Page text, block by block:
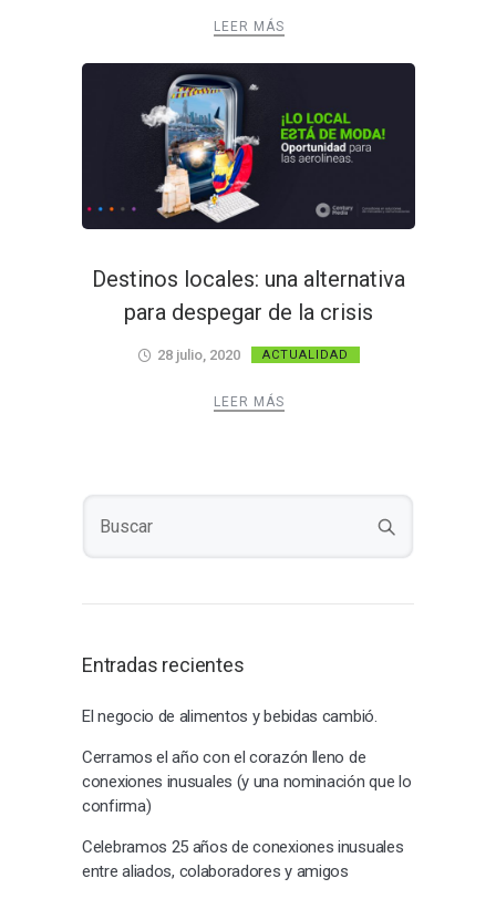
LEER MÁS
Destinos locales: una alternativa
para despegar de la crisis
28 julio, 2020 ACTUALIDAD
LEER MÁS
Entradas recientes
El negocio de alimentos y bebidas cambió.
Cerramos el año con el corazón lleno de
conexiones inusuales (y una nominación que lo
confirma)
Celebramos 25 años de conexiones inusuales
entre aliados, colaboradores y amigos